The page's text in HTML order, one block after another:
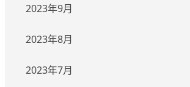
2023年9月
2023年8月
2023年7月